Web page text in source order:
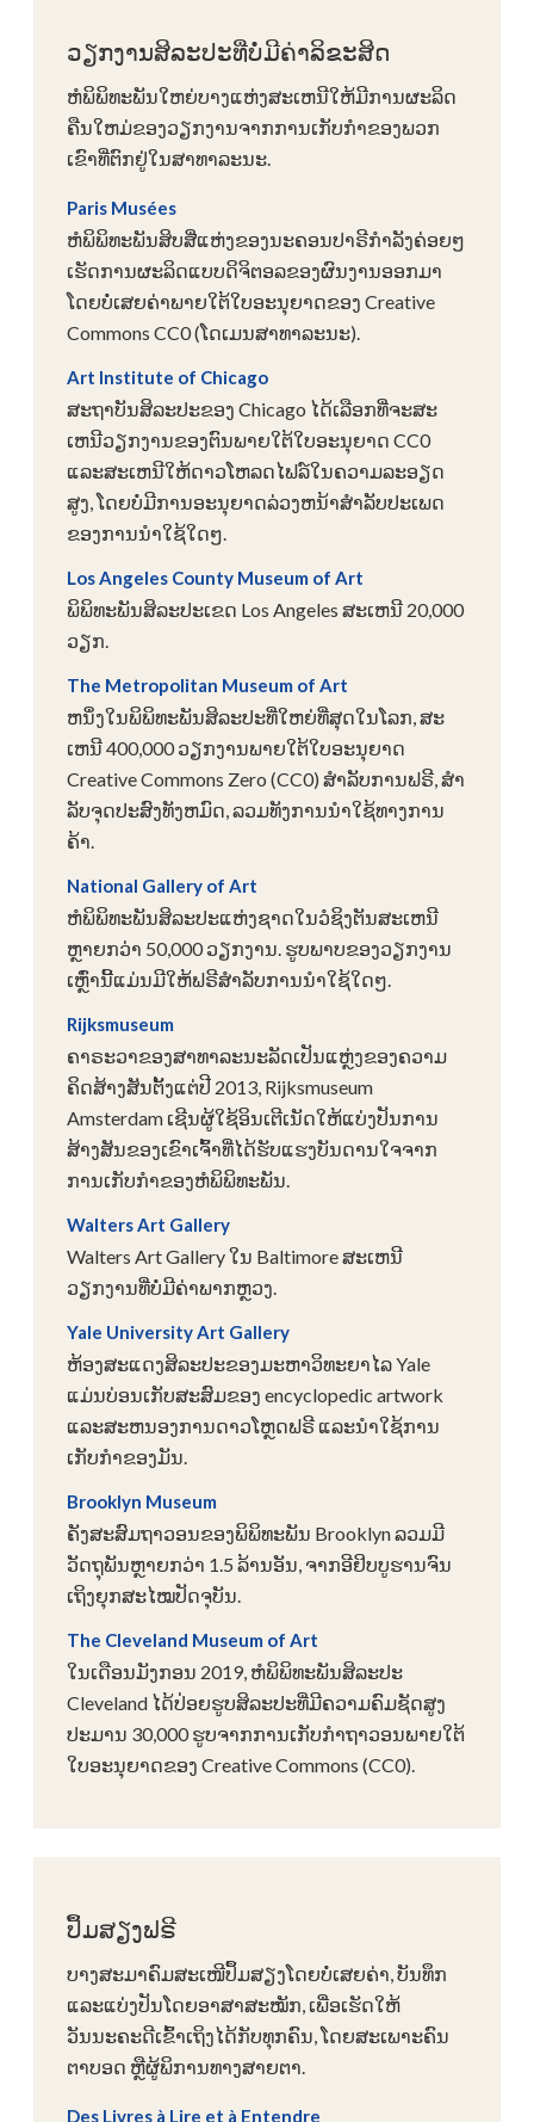
ວຽກງານສິລະປະທີ່ບໍ່ມີຄ່າລິຂະສິດ
ຫໍພິພິທະພັນໃຫຍ່ບາງແຫ່ງສະເຫນີໃຫ້ມີການຜະລິດ
ຄືນໃຫມ່ຂອງວຽກງານຈາກການເກັບກໍາຂອງພວກ
ເຂົາທີ່ຕົກຢູ່ໃນສາທາລະນະ.
Paris Musées
ຫໍພິພິທະພັນສິບສີ່ແຫ່ງຂອງນະຄອນປາຣີກຳລັງຄ່ອຍໆ
ເຮັດການຜະລິດແບບດິຈິຕອລຂອງຜົນງານອອກມາ
ໂດຍບໍ່ເສຍຄ່າພາຍໃຕ້ໃບອະນຸຍາດຂອງ Creative
Commons CC0 (ໂດເມນສາທາລະນະ).
Art Institute of Chicago
ສະຖາບັນສິລະປະຂອງ Chicago ໄດ້ເລືອກທີ່ຈະສະ
ເຫນີວຽກງານຂອງຕົນພາຍໃຕ້ໃບອະນຸຍາດ CC0
ແລະສະເຫນີໃຫ້ດາວໂຫລດໄຟລ໌ໃນຄວາມລະອຽດ
ສູງ, ໂດຍບໍ່ມີການອະນຸຍາດລ່ວງຫນ້າສໍາລັບປະເພດ
ຂອງການນໍາໃຊ້ໃດໆ.
Los Angeles County Museum of Art
ພິພິທະພັນສິລະປະເຂດ Los Angeles ສະເຫນີ 20,000
ວຽກ.
The Metropolitan Museum of Art
ຫນຶ່ງໃນພິພິທະພັນສິລະປະທີ່ໃຫຍ່ທີ່ສຸດໃນໂລກ, ສະ
ເຫນີ 400,000 ວຽກງານພາຍໃຕ້ໃບອະນຸຍາດ
Creative Commons Zero (CC0) ສໍາລັບການຟຣີ, ສໍາ
ລັບຈຸດປະສົງທັງຫມົດ, ລວມທັງການນໍາໃຊ້ທາງການ
ຄ້າ.
National Gallery of Art
ຫໍພິພິທະພັນສິລະປະແຫ່ງຊາດໃນວໍຊິງຕັນສະເຫນີ
ຫຼາຍກວ່າ 50,000 ວຽກງານ. ຮູບພາບຂອງວຽກງານ
ເຫຼົ່ານີ້ແມ່ນມີໃຫ້ຟຣີສໍາລັບການນໍາໃຊ້ໃດໆ.
Rijksmuseum
ຄາຣະວາຂອງສາທາລະນະລັດເປັນແຫຼ່ງຂອງຄວາມ
ຄິດສ້າງສັນຕັ້ງແຕ່ປີ 2013, Rijksmuseum
Amsterdam ເຊີນຜູ້ໃຊ້ອິນເຕີເນັດໃຫ້ແບ່ງປັນການ
ສ້າງສັນຂອງເຂົາເຈົ້າທີ່ໄດ້ຮັບແຮງບັນດານໃຈຈາກ
ການເກັບກໍາຂອງຫໍພິພິທະພັນ.
Walters Art Gallery
Walters Art Gallery ໃນ Baltimore ສະເຫນີ
ວຽກງານທີ່ບໍ່ມີຄ່າພາກຫຼວງ.
Yale University Art Gallery
ຫ້ອງສະແດງສິລະປະຂອງມະຫາວິທະຍາໄລ Yale
ແມ່ນບ່ອນເກັບສະສົມຂອງ encyclopedic artwork
ແລະສະຫນອງການດາວໂຫຼດຟຣີ ແລະນໍາໃຊ້ການ
ເກັບກໍາຂອງມັນ.
Brooklyn Museum
ຄັງສະສົມຖາວອນຂອງພິພິທະພັນ Brooklyn ລວມມີ
ວັດຖຸພັນຫຼາຍກວ່າ 1.5 ລ້ານອັນ, ຈາກອີຢິບບູຮານຈົນ
ເຖິງຍຸກສະໄໝປັດຈຸບັນ.
The Cleveland Museum of Art
ໃນເດືອນມັງກອນ 2019, ຫໍພິພິທະພັນສິລະປະ
Cleveland ໄດ້ປ່ອຍຮູບສິລະປະທີ່ມີຄວາມຄົມຊັດສູງ
ປະມານ 30,000 ຮູບຈາກການເກັບກຳຖາວອນພາຍໃຕ້
ໃບອະນຸຍາດຂອງ Creative Commons (CC0).
ປຶ້ມສຽງຟຣີ
ບາງສະມາຄົມສະເໜີປຶ້ມສຽງໂດຍບໍ່ເສຍຄ່າ, ບັນທຶກ
ແລະແບ່ງປັນໂດຍອາສາສະໝັກ, ເພື່ອເຮັດໃຫ້
ວັນນະຄະດີເຂົ້າເຖິງໄດ້ກັບທຸກຄົນ, ໂດຍສະເພາະຄົນ
ຕາບອດ ຫຼືຜູ້ພິການທາງສາຍຕາ.
Des Livres à Lire et à Entendre